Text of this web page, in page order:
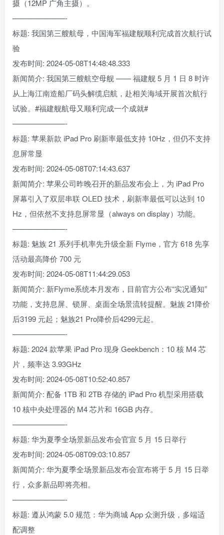
摄（12MP 广角主摄）。
———————-
标题: 我国第三艘航母，中国海军福建舰顺利完成首次航行试
验
发布时间: 2024-05-08T14:48:48.333
新闻简介: 我国第三艘航空母舰 —— 福建舰 5 月 1 日 8 时许
从上海江南造船厂码头解缆启航，赴相关海域开展首次航行
试验。#福建舰航母又顺利完成一个成就#
———————-
标题: 苹果新款 iPad Pro 刷新率最低支持 10Hz，但仍不支持
息屏常显
发布时间: 2024-05-08T07:14:43.637
新闻简介: 苹果公司昨晚召开的新品发布会上，为 iPad Pro
屏幕引入了双层串联 OLED 技术，刷新率最低可以达到 10
Hz，但依然不支持息屏常显（always on display）功能。
———————-
标题: 魅族 21 系列手机率先升级全新 Flyme，官方 618 先享
活动最高降价 700 元
发布时间: 2024-05-08T11:44:29.053
新闻简介: 新Flyme系统本月发布，目前官方公布“实况通知”
功能，支持息屏、锁屏、桌面全场景流转提醒。魅族 21降价
后3199 元起；魅族21 Pro降价后4299元起。
———————-
标题: 2024 款苹果 iPad Pro 现身 Geekbench：10 核 M4 芯
片，频率达 3.93GHz
发布时间: 2024-05-08T10:52:40.857
新闻简介: 配备 1TB 和 2TB 存储的 iPad Pro 机型采用搭载
10 核中央处理器的 M4 芯片和 16GB 内存。
———————-
标题: 华为夏季全场景新品发布会官宣 5 月 15 日举行
发布时间: 2024-05-08T09:03:10.857
新闻简介: 华为夏季全场景新品发布会宣布将于 5 月 15 日举
行，众多新品即将亮相。
———————-
标题: 遵从鸿蒙 5.0 规范：华为商城 App 众测升级，多端适
配调整